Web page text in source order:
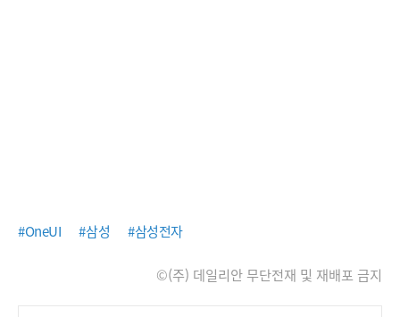
#OneUI #삼성 #삼성전자
©(주) 데일리안 무단전재 및 재배포 금지